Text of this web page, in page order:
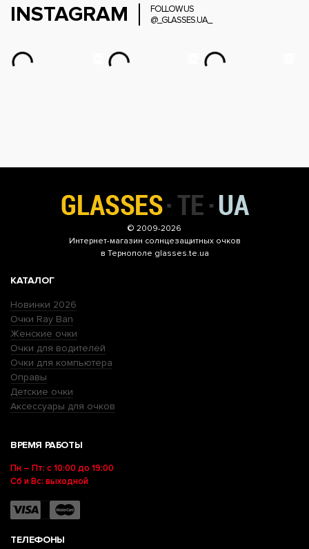
INSTAGRAM
FOLLOW US
@_GLASSES.UA_
© 2009-2026
Интернет-магазин солнцезащитных очков
в Тернополе glasses.te.ua
КАТАЛОГ
Новинки 2026
Очки Ray Ban
Женские очки
Очки для водителей
Очки для компьютера
Оправы
Детские очки
Аксессуары для очков
ВРЕМЯ РАБОТЫ
Пн – Пт: с 10:00 до 19:00
Сб и Вс: выходной
ТЕЛЕФОНЫ